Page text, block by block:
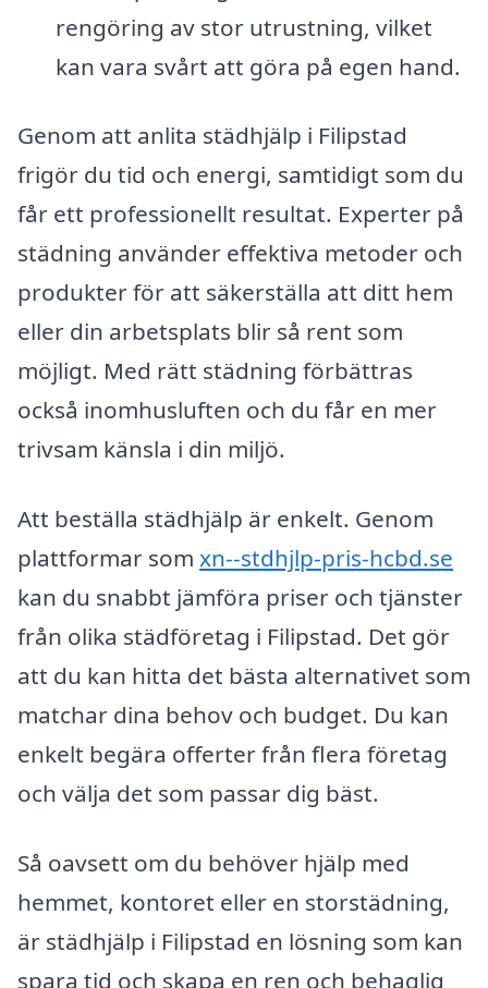
rengöring av stor utrustning, vilket
kan vara svårt att göra på egen hand.
Genom att anlita städhjälp i Filipstad
frigör du tid och energi, samtidigt som du
får ett professionellt resultat. Experter på
städning använder effektiva metoder och
produkter för att säkerställa att ditt hem
eller din arbetsplats blir så rent som
möjligt. Med rätt städning förbättras
också inomhusluften och du får en mer
trivsam känsla i din miljö.
Att beställa städhjälp är enkelt. Genom
plattformar som xn--stdhjlp-pris-hcbd.se
kan du snabbt jämföra priser och tjänster
från olika städföretag i Filipstad. Det gör
att du kan hitta det bästa alternativet som
matchar dina behov och budget. Du kan
enkelt begära offerter från flera företag
och välja det som passar dig bäst.
Så oavsett om du behöver hjälp med
hemmet, kontoret eller en storstädning,
är städhjälp i Filipstad en lösning som kan
spara tid och skapa en ren och behaglig